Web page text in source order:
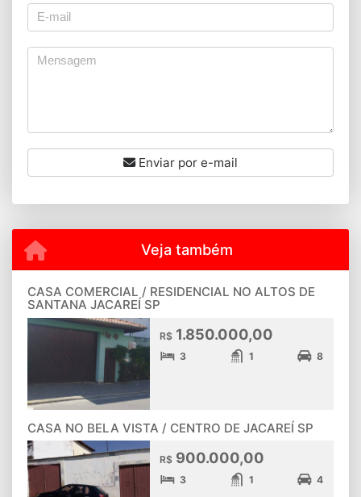
Enviar por e-mail
Veja também
CASA COMERCIAL / RESIDENCIAL NO ALTOS DE
SANTANA JACAREÍ SP
R$ 1.850.000,00
3 1 8
CASA NO BELA VISTA / CENTRO DE JACAREÍ SP
R$ 900.000,00
3 1 4